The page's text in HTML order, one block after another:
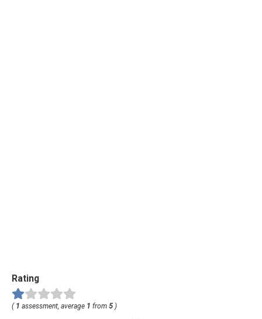
Rating
( 1 assessment, average 1 from 5 )